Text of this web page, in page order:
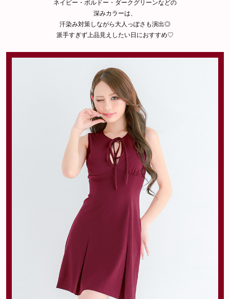
ネイビー・ボルドー・ダークグリーンなどの
深みカラーは、
汗染み対策しながら大人っぽさも演出◎
派手すぎず上品見えしたい日におすすめ♡